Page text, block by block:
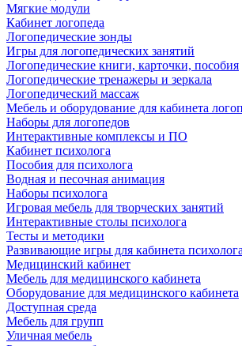
Мягкие модули
Кабинет логопеда
Логопедические зонды
Игры для логопедических занятий
Логопедические книги, карточки, пособия
Логопедические тренажеры и зеркала
Логопедический массаж
Мебель и оборудование для кабинета
Наборы для логопедов
Интерактивные комплексы и ПО
Кабинет психолога
Пособия для психолога
Водная и песочная анимация
Наборы психолога
Игровая мебель для творческих занятий
Интерактивные столы психолога
Тесты и методики
Развивающие игры для кабинета психолога
Медицинский кабинет
Мебель для медицинского кабинета
Оборудование для медицинского кабинета
Доступная среда
Мебель для групп
Уличная мебель